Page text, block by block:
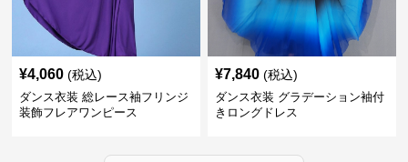
¥4,060 (税込)
ダンス衣装 総レース袖フリンジ
装飾フレアワンピース
¥7,840 (税込)
ダンス衣装 グラデーション袖付
きロングドレス